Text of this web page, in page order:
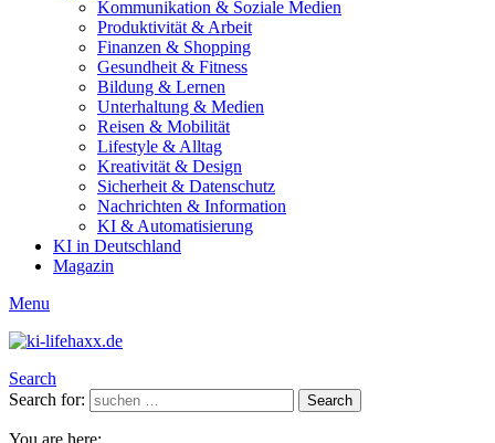
Kommunikation & Soziale Medien
Produktivität & Arbeit
Finanzen & Shopping
Gesundheit & Fitness
Bildung & Lernen
Unterhaltung & Medien
Reisen & Mobilität
Lifestyle & Alltag
Kreativität & Design
Sicherheit & Datenschutz
Nachrichten & Information
KI & Automatisierung
KI in Deutschland
Magazin
Menu
Search
Search for:
Search
You are here: